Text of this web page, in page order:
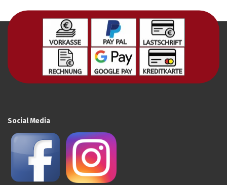
Social Media